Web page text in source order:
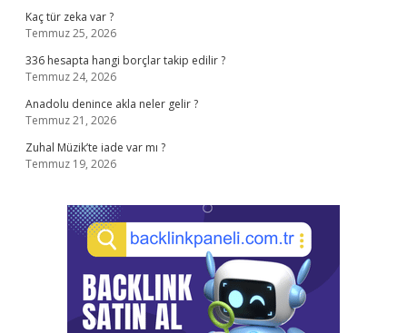
Kaç tür zeka var ?
Temmuz 25, 2026
336 hesapta hangi borçlar takip edilir ?
Temmuz 24, 2026
Anadolu denince akla neler gelir ?
Temmuz 21, 2026
Zuhal Müzik’te iade var mı ?
Temmuz 19, 2026